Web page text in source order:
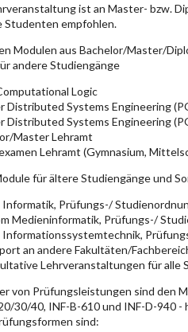
ist an Master- bzw.
empfohlen.
Modulen aus Bachelor/Master/
andere Studiengänge
Logic
Distributed Systems Engineering
Distributed Systems Engineering
Master Lehramt
Lehramt (Gymnasium,
für ältere Studiengänge und
Informatik, Prüfungs-/
Medieninformatik, Prüfungs-/
Informationssystemtechnik,
an andere Fakultäten/
Lehrveranstaltungen für
von Prüfungsleistungen sind den
30/40, INF-B-610 und INF-D-940
sind: